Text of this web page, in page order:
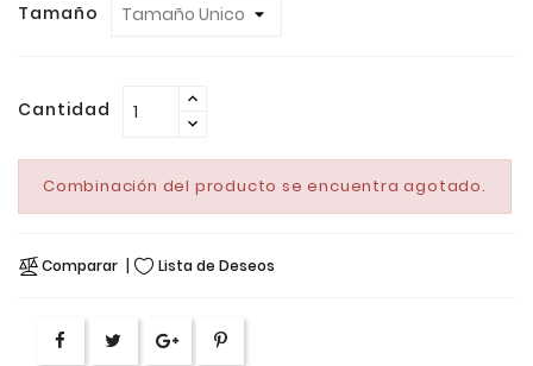
Tamaño
Cantidad
Combinación del producto se encuentra agotado.
Comparar Lista de Deseos